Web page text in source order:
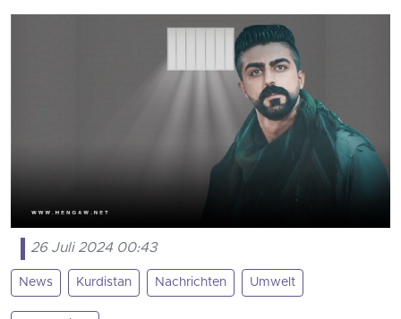
26 Juli 2024 00:43
News Kurdistan Nachrichten Umwelt